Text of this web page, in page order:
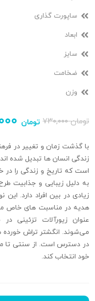
ساپورت گذاری
ابعاد
سایز
ضخامت
وزن
۷۳۰,۰۰۰تومان تومان
با گذشت زمان و تغییر در
زندگی انسان‌ ها تبدیل شده‌
است که تاریخ و زندگی را در
به دلیل زیبایی و جذابیت
زیادی در بین افراد دارد. این
هدیه‌ در مناسبت‌ های خاص
عنوان زیورآلات تزئینی
می‌شوند. انگشتر تراش خورده
در دسترس است. از سنتی تا
خود انتخاب کند.